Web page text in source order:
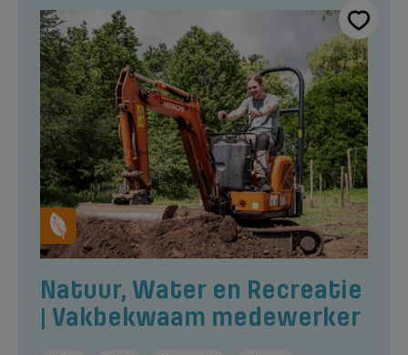
Natuur, Water en Recreatie
| Vakbekwaam medewerker